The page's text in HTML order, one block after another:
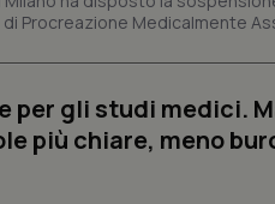
Procreazione Medicalmente
per gli studi medici.
più chiare, meno
CookieScript
5